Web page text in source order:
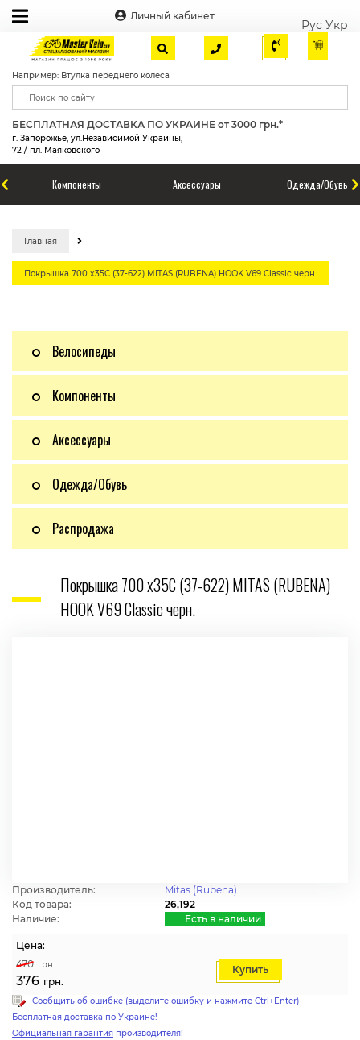
Личный кабинет
Рус Укр
Например: Втулка переднего колеса
БЕСПЛАТНАЯ ДОСТАВКА ПО УКРАИНЕ от 3000 грн.*
г. Запорожье, ул.Независимой Украины,
72 / пл. Маяковского
Компоненты Аксессуары Одежда/Обувь
Главная
Покрышка 700 x35C (37-622) MITAS (RUBENA) HOOK V69 Classic черн.
Велосипеды
Компоненты
Аксессуары
Одежда/Обувь
Распродажа
Покрышка 700 x35C (37-622) MITAS (RUBENA)
HOOK V69 Classic черн.
Производитель:
Mitas (Rubena)
Код товара:
26,192
Наличие:
Есть в наличии
Цена:
470 грн.
376 грн.
Купить
Сообщить об ошибке (выделите ошибку и нажмите Ctrl+Enter)
Бесплатная доставка по Украине!
Официальная гарантия производителя!